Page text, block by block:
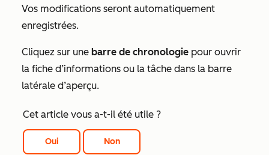
Vos modifications seront automatiquement
enregistrées.
Cliquez sur une barre de chronologie pour ouvrir
la fiche d’informations ou la tâche dans la barre
latérale d’aperçu.
Cet article vous a-t-il été utile ?
Oui Non